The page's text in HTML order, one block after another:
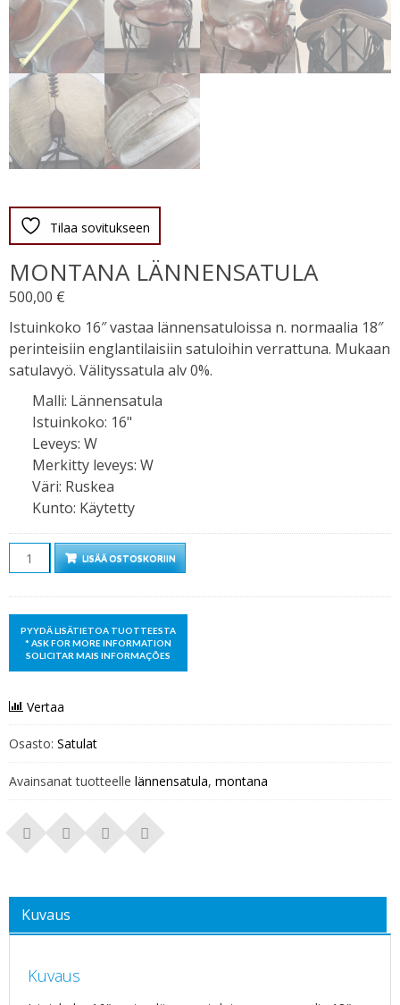
Tilaa sovitukseen
MONTANA LÄNNENSATULA
500,00 €
Istuinkoko 16″ vastaa lännensatuloissa n. normaalia 18″
perinteisiin englantilaisiin satuloihin verrattuna. Mukaan
satulavyö. Välityssatula alv 0%.
Malli: Lännensatula
Istuinkoko: 16"
Leveys: W
Merkitty leveys: W
Väri: Ruskea
Kunto: Käytetty
Määrä LISÄÄ OSTOSKORIIN
Vertaa
Osasto: Satulat
Avainsanat tuotteelle lännensatula, montana
Kuvaus
Kuvaus